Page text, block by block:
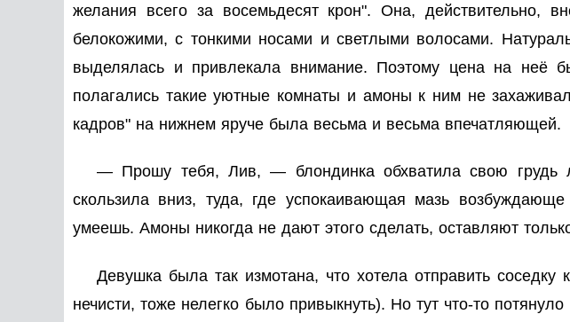
желания всего за восемьдесят крон". Она, действительно,
белокожими, с тонкими носами и светлыми волосами.
выделялась и привлекала внимание. Поэтому цена на неё
полагались такие уютные комнаты и амоны к ним не
кадров" на нижнем яруче была весьма и весьма впечатляющей.
— Прошу тебя, Лив, — блондинка обхватила свою грудь
скользила вниз, туда, где успокаивающая мазь
умеешь. Амоны никогда не дают этого сделать, оставляют
Девушка была так измотана, что хотела отправить
нечисти, тоже нелегко было привыкнуть). Но тут что-то